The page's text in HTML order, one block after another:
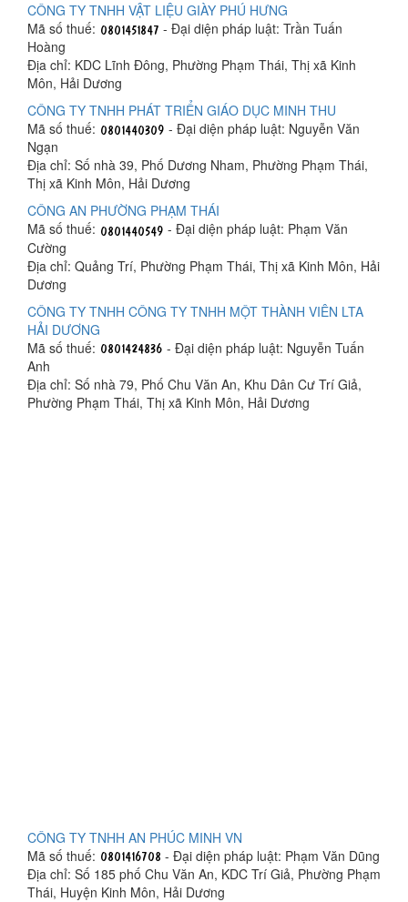
CÔNG TY TNHH VẬT LIỆU GIÀY PHÚ HƯNG
Mã số thuế:
- Đại diện pháp luật: Trần Tuấn
Hoàng
Địa chỉ: KDC Lĩnh Đông, Phường Phạm Thái, Thị xã Kinh
Môn, Hải Dương
CÔNG TY TNHH PHÁT TRIỂN GIÁO DỤC MINH THU
Mã số thuế:
- Đại diện pháp luật: Nguyễn Văn
Ngạn
Địa chỉ: Số nhà 39, Phố Dương Nham, Phường Phạm Thái,
Thị xã Kinh Môn, Hải Dương
CÔNG AN PHƯỜNG PHẠM THÁI
Mã số thuế:
- Đại diện pháp luật: Phạm Văn
Cường
Địa chỉ: Quảng Trí, Phường Phạm Thái, Thị xã Kinh Môn, Hải
Dương
CÔNG TY TNHH CÔNG TY TNHH MỘT THÀNH VIÊN LTA
HẢI DƯƠNG
Mã số thuế:
- Đại diện pháp luật: Nguyễn Tuấn
Anh
Địa chỉ: Số nhà 79, Phố Chu Văn An, Khu Dân Cư Trí Giả,
Phường Phạm Thái, Thị xã Kinh Môn, Hải Dương
CÔNG TY TNHH AN PHÚC MINH VN
Mã số thuế:
- Đại diện pháp luật: Phạm Văn Dũng
Địa chỉ: Số 185 phố Chu Văn An, KDC Trí Giả, Phường Phạm
Thái, Huyện Kinh Môn, Hải Dương